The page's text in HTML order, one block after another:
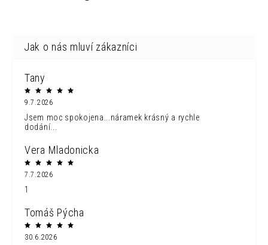
Tany
9.7.2026
Jsem moc spokojena...náramek krásný a rychle
dodání...
Vera Mladonicka
7.7.2026
1
Tomáš Pýcha
30.6.2026